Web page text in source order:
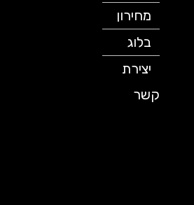
מחירון
יצירת
קשר